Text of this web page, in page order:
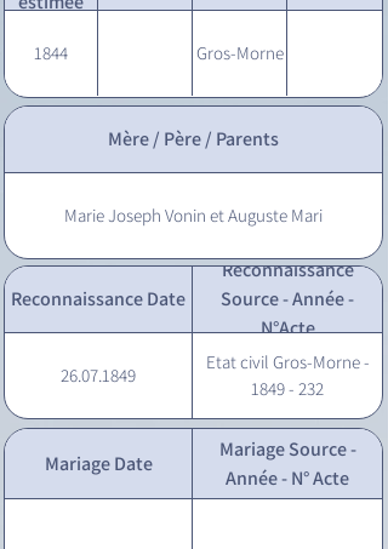
1844 Gros-Morne
Mère / Père / Parents
Marie Joseph Vonin et Auguste Mari
Reconnaissance Date
Reconnaissance
Source - Année -
N°Acte
26.07.1849
Etat civil Gros-Morne -
1849 - 232
Mariage Date
Mariage Source -
Année - N° Acte